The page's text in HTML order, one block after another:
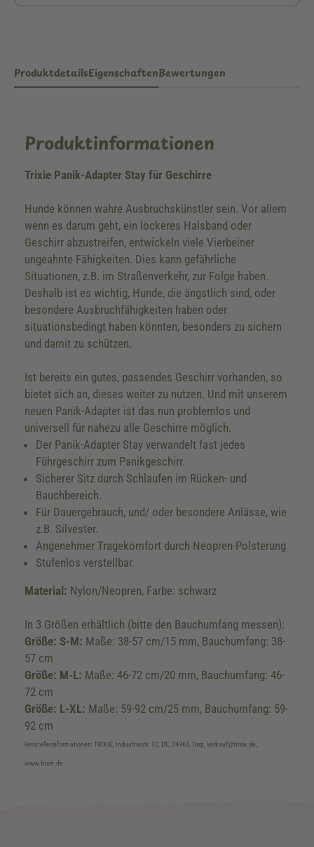
ProduktdetailsEigenschaftenBewertungen
Produktinformationen
Trixie Panik-Adapter Stay für Geschirre
Hunde können wahre Ausbruchskünstler sein. Vor allem
wenn es darum geht, ein lockeres Halsband oder
Geschirr abzustreifen, entwickeln viele Vierbeiner
ungeahnte Fähigkeiten. Dies kann gefährliche
Situationen, z.B. im Straßenverkehr, zur Folge haben.
Deshalb ist es wichtig, Hunde, die ängstlich sind, oder
besondere Ausbruchfähigkeiten haben oder
situationsbedingt haben könnten, besonders zu sichern
und damit zu schützen.
Ist bereits ein gutes, passendes Geschirr vorhanden, so
bietet sich an, dieses weiter zu nutzen. Und mit unserem
neuen Panik-Adapter ist das nun problemlos und
universell für nahezu alle Geschirre möglich.
Der Panik-Adapter Stay verwandelt fast jedes
Führgeschirr zum Panikgeschirr.
Sicherer Sitz durch Schlaufen im Rücken- und
Bauchbereich.
Für Dauergebrauch, und/ oder besondere Anlässe, wie
z.B. Silvester.
Angenehmer Tragekomfort durch Neopren-Polsterung
Stufenlos verstellbar.
Material: Nylon/Neopren, Farbe: schwarz
In 3 Größen erhältlich (bitte den Bauchumfang messen):
Größe: S-M: Maße: 38-57 cm/15 mm, Bauchumfang: 38-
57 cm
Größe: M-L: Maße: 46-72 cm/20 mm, Bauchumfang: 46-
72 cm
Größe: L-XL: Maße: 59-92 cm/25 mm, Bauchumfang: 59-
92 cm
Herstellerinformationen: TRIXIE, Industriestr. 32, DE, 24963, Tarp, verkauf@trixie.de,
www.trixie.de